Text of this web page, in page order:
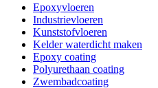
Epoxyvloeren
Industrievloeren
Kunststofvloeren
Kelder waterdicht maken
Epoxy coating
Polyurethaan coating
Zwembadcoating